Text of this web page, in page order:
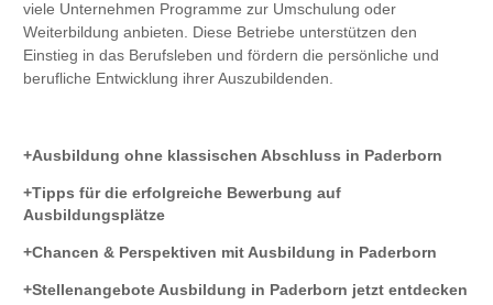
viele Unternehmen Programme zur Umschulung oder
Weiterbildung anbieten. Diese Betriebe unterstützen den
Einstieg in das Berufsleben und fördern die persönliche und
berufliche Entwicklung ihrer Auszubildenden.
Ausbildung ohne klassischen Abschluss in Paderborn
Tipps für die erfolgreiche Bewerbung auf
Ausbildungsplätze
Chancen & Perspektiven mit Ausbildung in Paderborn
Stellenangebote Ausbildung in Paderborn jetzt entdecken